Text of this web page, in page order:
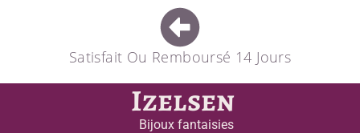
Satisfait Ou Remboursé 14 Jours
Izelsen
Bijoux fantaisies